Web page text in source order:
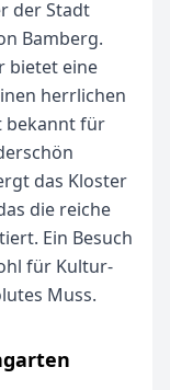
der Stadt
Bamberg.
bietet eine
herrlichen
bekannt für
das Kloster
die reiche
Ein Besuch
für Kultur-
Muss.